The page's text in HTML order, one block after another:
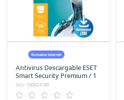
Exclusivo internet
Antivirus Descargable ESET
Smart Security Premium / 1
año / 2 dispositivos
SKU: 100024190